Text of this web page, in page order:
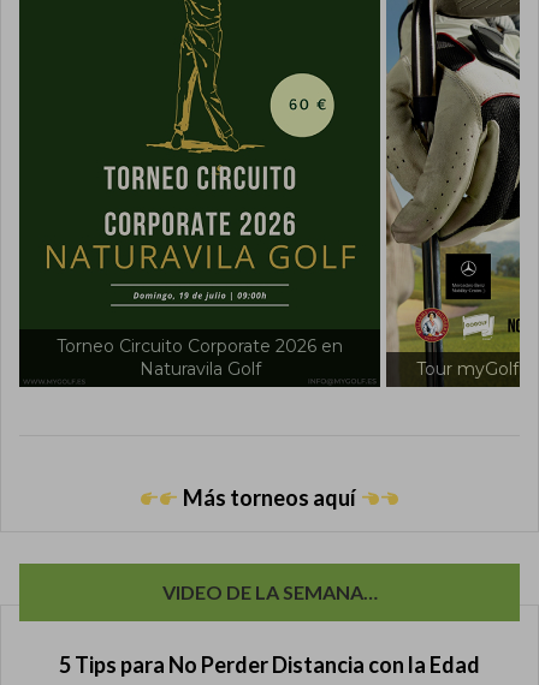
Tour myGolf 2026 en Villanueva Golf Tour myGolf
Más torneos aquí
VIDEO DE LA SEMANA…
5 Tips para No Perder Distancia con la Edad